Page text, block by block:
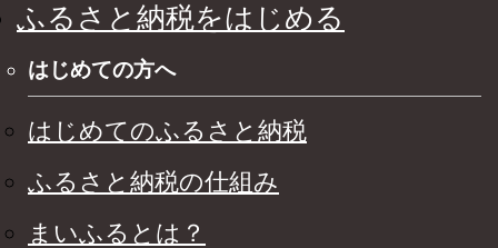
ふるさと納税をはじめる
はじめての方へ
はじめてのふるさと納税
ふるさと納税の仕組み
まいふるとは？